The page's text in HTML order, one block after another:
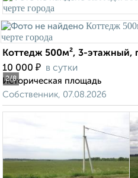
2/8
Коттедж 500м², 3-этажный,
10 000 ₽ в сутки
Историческая площадь
Собственник, 07.08.2026